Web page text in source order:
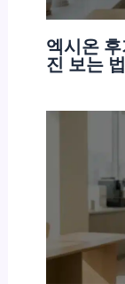
엑시온
진 보는 법